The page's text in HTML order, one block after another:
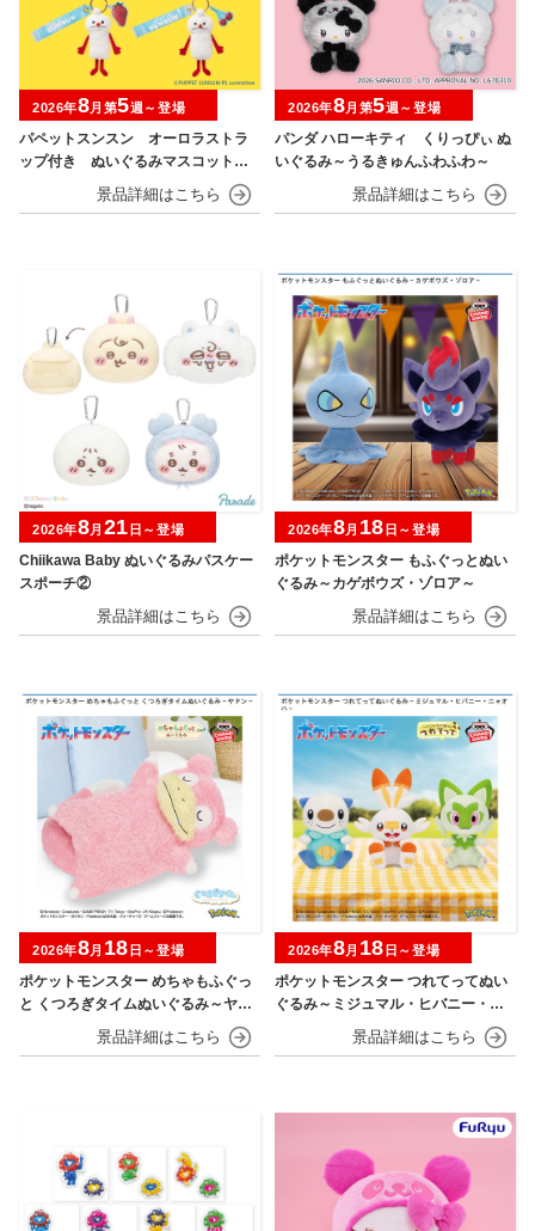
パペットスンスン オーロラストラ
ップ付き ぬいぐるみマスコット
フルーツver.
2026年8月第5週～登場
パンダ ハローキティ くりっぴぃ ぬ
いぐるみ～うるきゅんふわふわ～
2026年8月第5週～登場
Chiikawa Baby ぬいぐるみパスケー
スポーチ②
2026年8月 21 日～登場
ポケットモンスター もふぐっとぬい
ぐるみ～カゲボウズ・ゾロア～
2026年8月 18 日～登場
ポケットモンスター めちゃもふぐっ
と くつろぎタイムぬいぐるみ～ヤド
2026年8月 18 日～登場
ポケットモンスター つれてってぬい
ぐるみ～ミジュマル・ヒバニー・ニ
2026年8月 18 日～登場